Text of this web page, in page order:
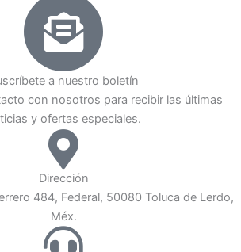
a nuestro boletín
con nosotros para recibir las últimas
y ofertas especiales.
Dirección
484, Federal, 50080 Toluca de Lerdo,
Méx.